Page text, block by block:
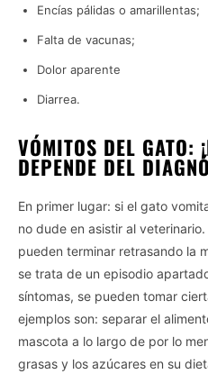
processing of your personal or
targeted advertising by us,
opt-out request is processed
interest-based ads based on
your opt-out. You may
disclosure of your personal
IAB’s list of downstream
also be disclosed by us to
Downstream Participants that
Encías pálidas o amarillentas;
Falta de vacunas;
Dolor aparente
Diarrea.
VÓMITOS DEL GATO:
DEPENDE DEL
En primer lugar: si el gato
no dude en asistir al
pueden terminar retrasando la
se trata de un episodio
síntomas, se pueden tomar
ejemplos son: separar el
mascota a lo largo de por lo
grasas y los azúcares en su